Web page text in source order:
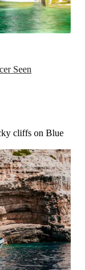
Seen
cliffs on Blue